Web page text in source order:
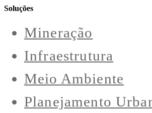
Soluções
Mineração
Infraestrutura
Meio Ambiente
Planejamento